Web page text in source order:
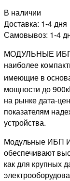
В наличии
Доставка: 1-4 дня
Самовывоз: 1-4
МОДУЛЬНЫЕ
наиболее
имеющие в
мощности до
на рынке дата-
показателям
устройства.
Модульные ИБП
обеспечивают
как для крупных